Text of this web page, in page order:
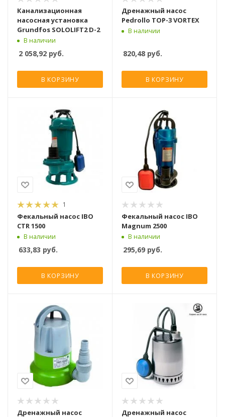
Канализационная
насосная установка
Grundfos SOLOLIFT2 D-2
В наличии
2 058,92 руб.
В КОРЗИНУ
Дренажный насос
Pedrollo TOP-3 VORTEX
В наличии
820,48 руб.
В КОРЗИНУ
1
Фекальный насос IBO
CTR 1500
В наличии
633,83 руб.
В КОРЗИНУ
Фекальный насос IBO
Magnum 2500
В наличии
295,69 руб.
В КОРЗИНУ
Дренажный насос Дренажный насос